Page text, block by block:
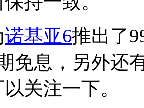
诺基亚6推出了
免息，另外还
关注一下。